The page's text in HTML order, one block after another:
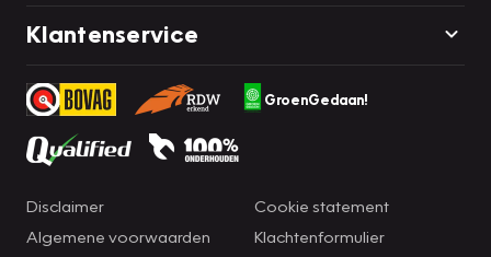
Klantenservice
GroenGedaan!
Disclaimer
Algemene voorwaarden
Cookie statement
Klachtenformulier